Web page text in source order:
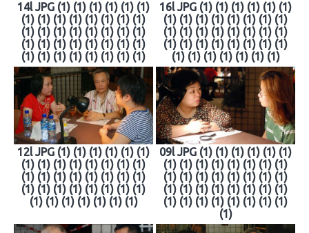
14l JPG (1) (1) (1) (1) (1) (1)
(1) (1) (1) (1) (1) (1) (1) (1)
(1) (1) (1) (1) (1) (1) (1) (1)
(1) (1) (1) (1) (1) (1) (1) (1)
(1) (1) (1) (1) (1) (1) (1) (1)
16l JPG (1) (1) (1) (1) (1) (1)
(1) (1) (1) (1) (1) (1) (1) (1)
(1) (1) (1) (1) (1) (1) (1) (1)
(1) (1) (1) (1) (1) (1) (1) (1)
(1) (1) (1) (1) (1) (1) (1)
12l JPG (1) (1) (1) (1) (1) (1)
(1) (1) (1) (1) (1) (1) (1) (1)
(1) (1) (1) (1) (1) (1) (1) (1)
(1) (1) (1) (1) (1) (1) (1) (1)
(1) (1) (1) (1) (1) (1) (1)
09l JPG (1) (1) (1) (1) (1) (1)
(1) (1) (1) (1) (1) (1) (1) (1)
(1) (1) (1) (1) (1) (1) (1) (1)
(1) (1) (1) (1) (1) (1) (1) (1)
(1) (1) (1) (1) (1) (1) (1) (1)
(1)